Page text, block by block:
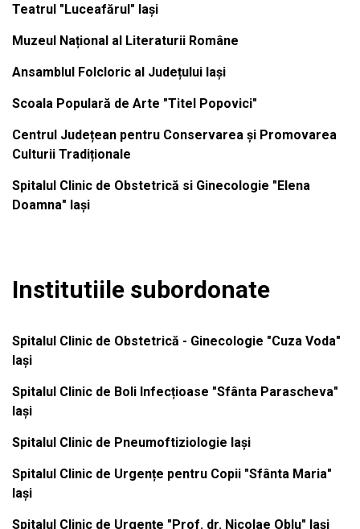
Teatrul "Luceafărul" Iași
Muzeul Național al Literaturii Române
Ansamblul Folcloric al Județului Iași
Scoala Populară de Arte "Titel Popovici"
Centrul Județean pentru Conservarea și Promovarea
Culturii Tradiționale
Spitalul Clinic de Obstetrică si Ginecologie "Elena
Doamna" Iași
Institutiile subordonate
Spitalul Clinic de Obstetrică - Ginecologie "Cuza Voda"
Iași
Spitalul Clinic de Boli Infecțioase "Sfânta Parascheva"
Iași
Spitalul Clinic de Pneumoftiziologie Iași
Spitalul Clinic de Urgențe pentru Copii "Sfânta Maria"
Iași
Spitalul Clinic de Urgențe "Prof. dr. Nicolae Oblu" Iași